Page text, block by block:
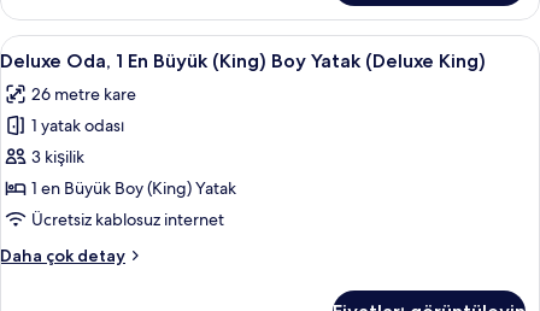
fazla
detay
Deluxe
Oda,
1
En
Büyük
(King)
Boy
(Deluxe
Odada kasa, masa, güneşlik/perde,
5
Deluxe Oda, 1 En Büyük (King) Boy Yatak (Deluxe King)
26 metre kare
1 yatak odası
3 kişilik
1 en Büyük Boy (King) Yatak
Ücretsiz kablosuz internet
Daha çok detay
Deluxe